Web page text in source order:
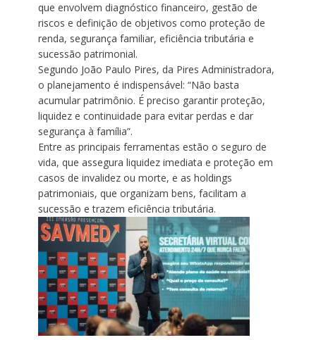
que envolvem diagnóstico financeiro, gestão de
riscos e definição de objetivos como proteção de
renda, segurança familiar, eficiência tributária e
sucessão patrimonial.
Segundo João Paulo Pires, da Pires Administradora,
o planejamento é indispensável: “Não basta
acumular patrimônio. É preciso garantir proteção,
liquidez e continuidade para evitar perdas e dar
segurança à família”.
Entre as principais ferramentas estão o seguro de
vida, que assegura liquidez imediata e proteção em
casos de invalidez ou morte, e as holdings
patrimoniais, que organizam bens, facilitam a
sucessão e trazem eficiência tributária.